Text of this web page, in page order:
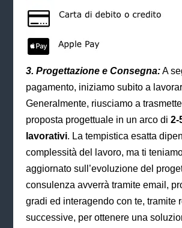
3. Progettazione e Consegna:A
pagamento, iniziamo subito a
Generalmente, riusciamo a
proposta progettuale in un arco di 2-
lavorativi. La tempistica esatta
complessità del lavoro, ma ti
aggiornato sull’evoluzione del
consulenza avverrà tramite email,
gradi ed interagendo con te, tramite
successive, per ottenere una